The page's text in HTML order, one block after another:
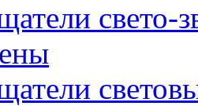
свето-